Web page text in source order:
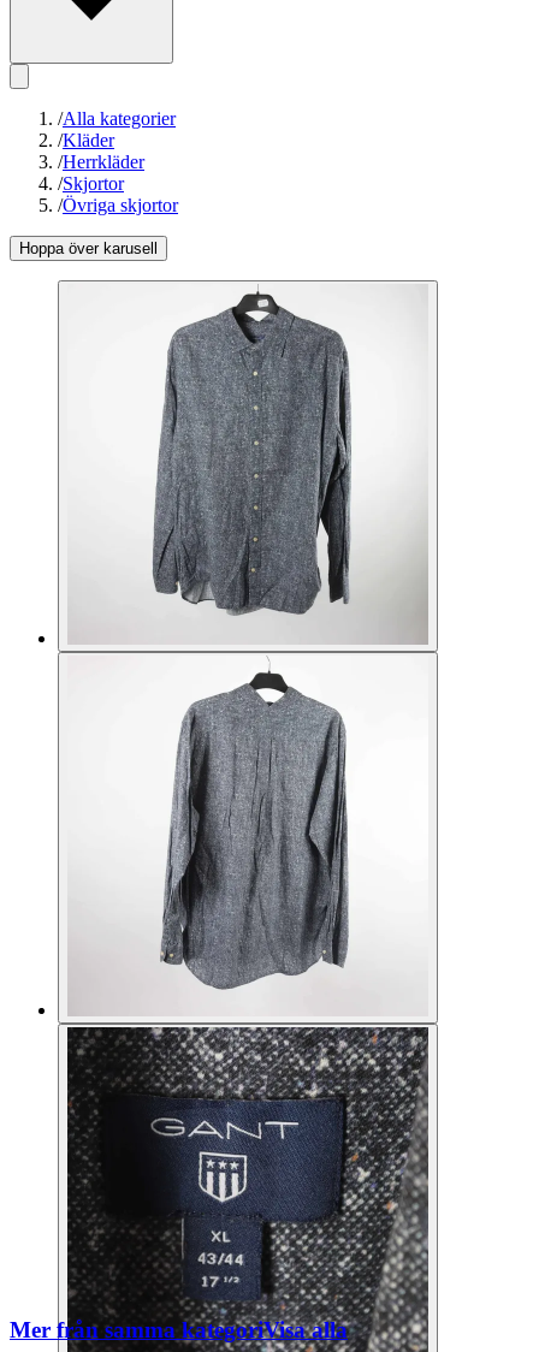
/Alla kategorier
/Kläder
/Herrkläder
/Skjortor
/Övriga skjortor
Hoppa över karusell
Mer från samma kategoriVisa alla